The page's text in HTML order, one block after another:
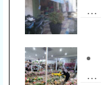
...
...